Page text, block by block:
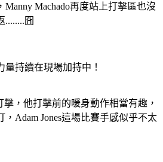
Machado再度站上打擊區也沒
........囧
量持續在現場加持中！
擊，他打擊前的暖身動作相當有趣，
Adam Jones這場比賽手感似乎不太